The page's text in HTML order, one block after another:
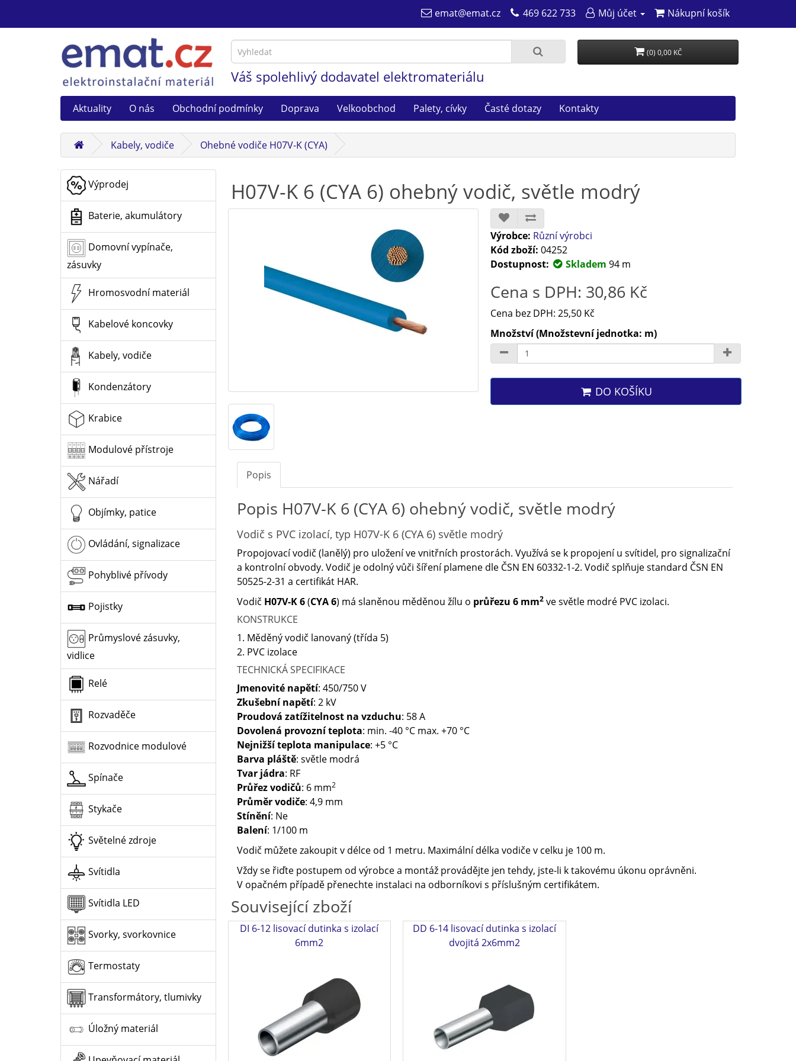
emat@emat.cz 469 622 733 Můj účet Nákupní košík
Váš spolehlivý dodavatel elektromateriálu
(0) 0,00 KČ
Aktuality O nás Obchodní podmínky Doprava Velkoobchod Palety, cívky Časté dotazy Kontakty
Kabely, vodiče Ohebné vodiče H07V-K (CYA)
Výprodej
Baterie, akumulátory
Domovní vypínače,
zásuvky
Hromosvodní materiál
Kabelové koncovky
Kabely, vodiče
Kondenzátory
Krabice
Modulové přístroje
Nářadí
Objímky, patice
Ovládání, signalizace
Pohyblivé přívody
Pojistky
Průmyslové zásuvky,
vidlice
Relé
Rozvaděče
Rozvodnice modulové
Spínače
Stykače
Světelné zdroje
Svítidla
Svítidla LED
Svorky, svorkovnice
Termostaty
Transformátory, tlumivky
Úložný materiál
H07V-K 6 (CYA 6) ohebný vodič, světle modrý
Výrobce: Různí výrobci
Kód zboží: 04252
Dostupnost:
Skladem 94 m
Cena s DPH: 30,86 Kč
Cena bez DPH: 25,50 Kč
Množství (Množstevní jednotka: m)
DO KOŠÍKU
Popis
Popis H07V-K 6 (CYA 6) ohebný vodič, světle modrý
Vodič s PVC izolací, typ H07V-K 6 (CYA 6) světle modrý
Propojovací vodič (lanělý) pro uložení ve vnitřních prostorách. Využívá se k propojení u svítidel, pro signalizační
a kontrolní obvody. Vodič je odolný vůči šíření plamene dle ČSN EN 60332-1-2. Vodič splňuje standard ČSN EN
50525-2-31 a certifikát HAR.
Vodič H07V-K 6(CYA 6) má slaněnou měděnou žílu o průřezu 6 mm2ve světle modré PVC izolaci.
KONSTRUKCE
1. Měděný vodič lanovaný (třída 5)
2. PVC izolace
TECHNICKÁ SPECIFIKACE
Jmenovité napětí: 450/750 V
Zkušební napětí: 2 kV
Proudová zatížitelnost na vzduchu: 58 A
Dovolená provozní teplota: min. -40 °C max. +70 °C
Nejnižší teplota manipulace: +5 °C
Barva pláště: světle modrá
Tvar jádra: RF
Průřez vodičů: 6 mm2
Průměr vodiče: 4,9 mm
Stínění: Ne
Balení: 1/100 m
Vodič můžete zakoupit v délce od 1 metru. Maximální délka vodiče v celku je 100 m.
Vždy se řiďte postupem od výrobce a montáž provádějte jen tehdy, jste-li k takovému úkonu oprávněni.
V opačném případě přenechte instalaci na odborníkovi s příslušným certifikátem.
Související zboží
DI 6-12 lisovací dutinka s izolací
6mm2
DD 6-14 lisovací dutinka s izolací
dvojitá 2x6mm2